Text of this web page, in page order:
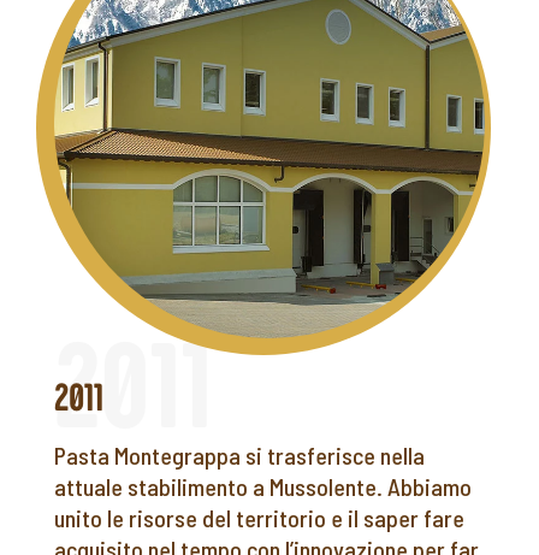
2011
Pasta Montegrappa si trasferisce nella
attuale stabilimento a Mussolente. Abbiamo
unito le risorse del territorio e il saper fare
acquisito nel tempo con l’innovazione per far